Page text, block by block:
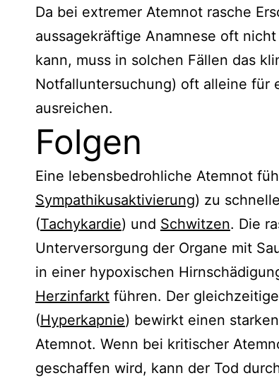
Da bei extremer Atemnot rasche
aussagekräftige Anamnese oft
kann, muss in solchen Fällen das
Notfalluntersuchung) oft alleine für
ausreichen.
Folgen
Eine lebensbedrohliche Atemnot
Sympathikusaktivierung) zu
(Tachykardie) und Schwitzen. Die
Unterversorgung der Organe mit
in einer hypoxischen
Herzinfarkt führen. Der
(Hyperkapnie) bewirkt einen
Atemnot. Wenn bei kritischer
geschaffen wird, kann der Tod